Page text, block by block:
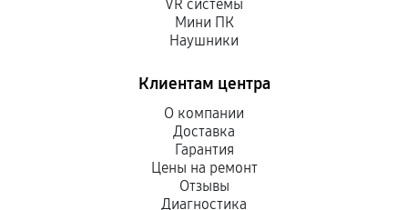
VR системы
Мини ПК
Наушники
Клиентам центра
О компании
Доставка
Гарантия
Цены на ремонт
Отзывы
Диагностика